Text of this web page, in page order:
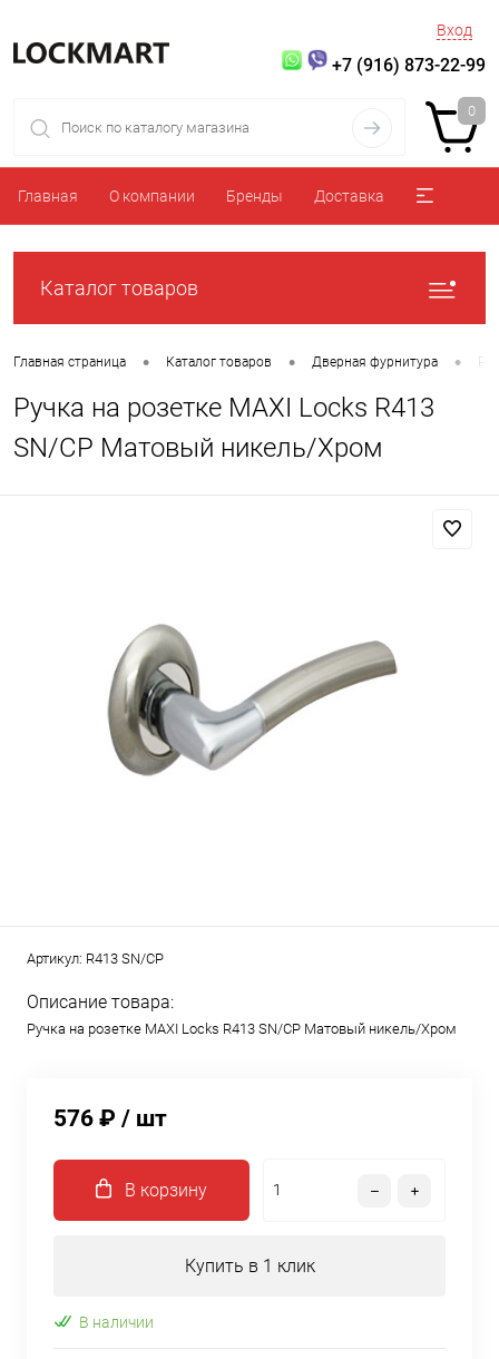
Вход
+7 (916) 873-22-99
0
Главная О компании Бренды Доставка
Каталог товаров
Главная страница • Каталог товаров • Дверная фурнитура •
Ручка на розетке MAXI Locks R413
SN/CP Матовый никель/Хром
Артикул: R413 SN/CP
Описание товара:
Ручка на розетке MAXI Locks R413 SN/CP Матовый никель/Хром
576 ₽ / шт
В корзину
Купить в 1 клик
В наличии